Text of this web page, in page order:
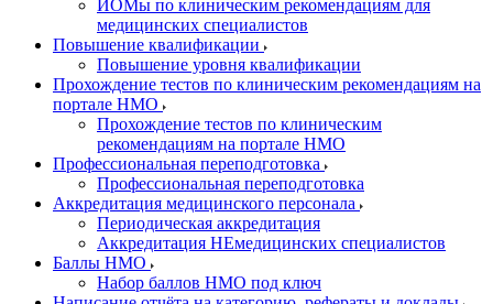
ИОМы по клиническим рекомендациям для
медицинских специалистов
Повышение квалификации
Повышение уровня квалификации
Прохождение тестов по клиническим рекомендациям на
портале НМО
Прохождение тестов по клиническим
рекомендациям на портале НМО
Профессиональная переподготовка
Профессиональная переподготовка
Аккредитация медицинского персонала
Периодическая аккредитация
Аккредитация НЕмедицинских специалистов
Баллы НМО
Набор баллов НМО под ключ